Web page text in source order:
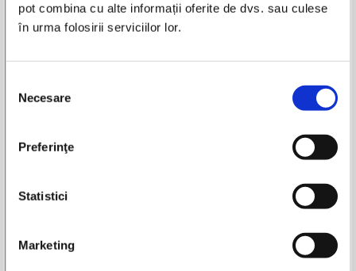
pot combina cu alte informații oferite de dvs. sau culese
în urma folosirii serviciilor lor.
consimțământului
Necesare
Preferinţe
Statistici
Marketing
Ion Luca Caragiale-Opere. Nuvele si schite (6
Titlu: Opere. Nuvele si schite (6 volume, editie facsimil, 1930)
Format: 17 x 24 cm